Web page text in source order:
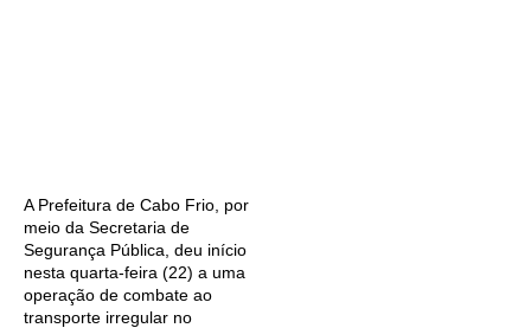
A Prefeitura de Cabo Frio, por
meio da Secretaria de
Segurança Pública, deu início
nesta quarta-feira (22) a uma
operação de combate ao
transporte irregular no